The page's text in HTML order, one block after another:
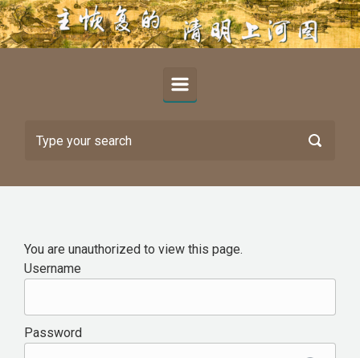
Skip to main content
You are unauthorized to view this page.
Username
Password